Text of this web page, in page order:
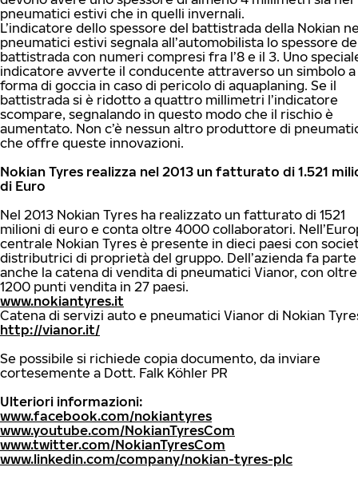
pneumatici estivi che in quelli invernali.
L’indicatore dello spessore del battistrada della Nokian
pneumatici estivi segnala all’automobilista lo spessore
battistrada con numeri compresi fra l’8 e il 3. Uno
indicatore avverte il conducente attraverso un simbolo a
forma di goccia in caso di pericolo di aquaplaning. Se il
battistrada si è ridotto a quattro millimetri l’indicatore
scompare, segnalando in questo modo che il rischio è
aumentato. Non c’è nessun altro produttore di
che offre queste innovazioni.
Nokian Tyres realizza nel 2013 un fatturato di 1.521
di Euro
Nel 2013 Nokian Tyres ha realizzato un fatturato di 1521
milioni di euro e conta oltre 4000 collaboratori.
centrale Nokian Tyres è presente in dieci paesi con
distributrici di proprietà del gruppo. Dell’azienda fa parte
anche la catena di vendita di pneumatici Vianor, con oltre
1200 punti vendita in 27 paesi.
www.nokiantyres.it
Catena di servizi auto e pneumatici Vianor di Nokian
http://vianor.it/
Se possibile si richiede copia documento, da inviare
cortesemente a Dott. Falk Köhler PR
Ulteriori informazioni:
www.facebook.com/nokiantyres
www.youtube.com/NokianTyresCom
www.twitter.com/NokianTyresCom
www.linkedin.com/company/nokian-tyres-plc